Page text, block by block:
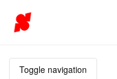
Toggle navigation